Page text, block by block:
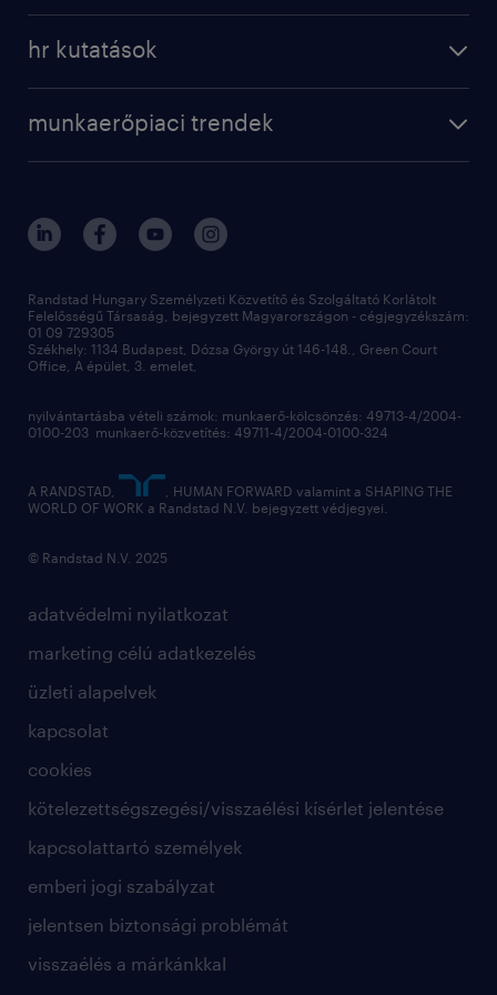
karrier tippek
kapcsolat
operational
kapcsolat
hr kutatások
employer brand research
munkaerőpiaci trendek
hr kutatások
kiválasztás
megtartás
munkahelyi teljesítmény
toborzás
munkaerőpiac
hírlevél
adatvédelmi nyilatkozat
marketing célú adatkezelés
üzleti alapelvek
kapcsolat
cookies
kötelezettségszegési/visszaélési kísérlet jelentése
kapcsolattartó személyek
emberi jogi szabályzat
jelentsen biztonsági problémát
visszaélés a márkánkkal
Randstad Hungary Személyzeti Közvetítő és Szolgáltató Korlátolt
Felelősségű Társaság, bejegyzett Magyarországon - cégjegyzékszám:
01 09 729305
Székhely: 1134 Budapest, Dózsa György út 146-148., Green Court
Office, A épület, 3. emelet,
nyilvántartásba vételi számok: munkaerő-kölcsönzés: 49713-4/2004-
0100-203 munkaerő-közvetítés: 49711-4/2004-0100-324
A RANDSTAD,
, HUMAN FORWARD valamint a SHAPING THE
WORLD OF WORK a Randstad N.V. bejegyzett védjegyei.
© Randstad N.V. 2025